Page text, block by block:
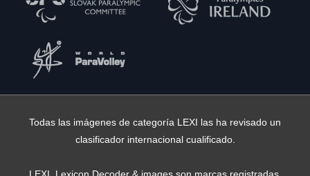
Todas las imágenes de categoría LEXI las ha revisado un
clasificador internacional cualificado.